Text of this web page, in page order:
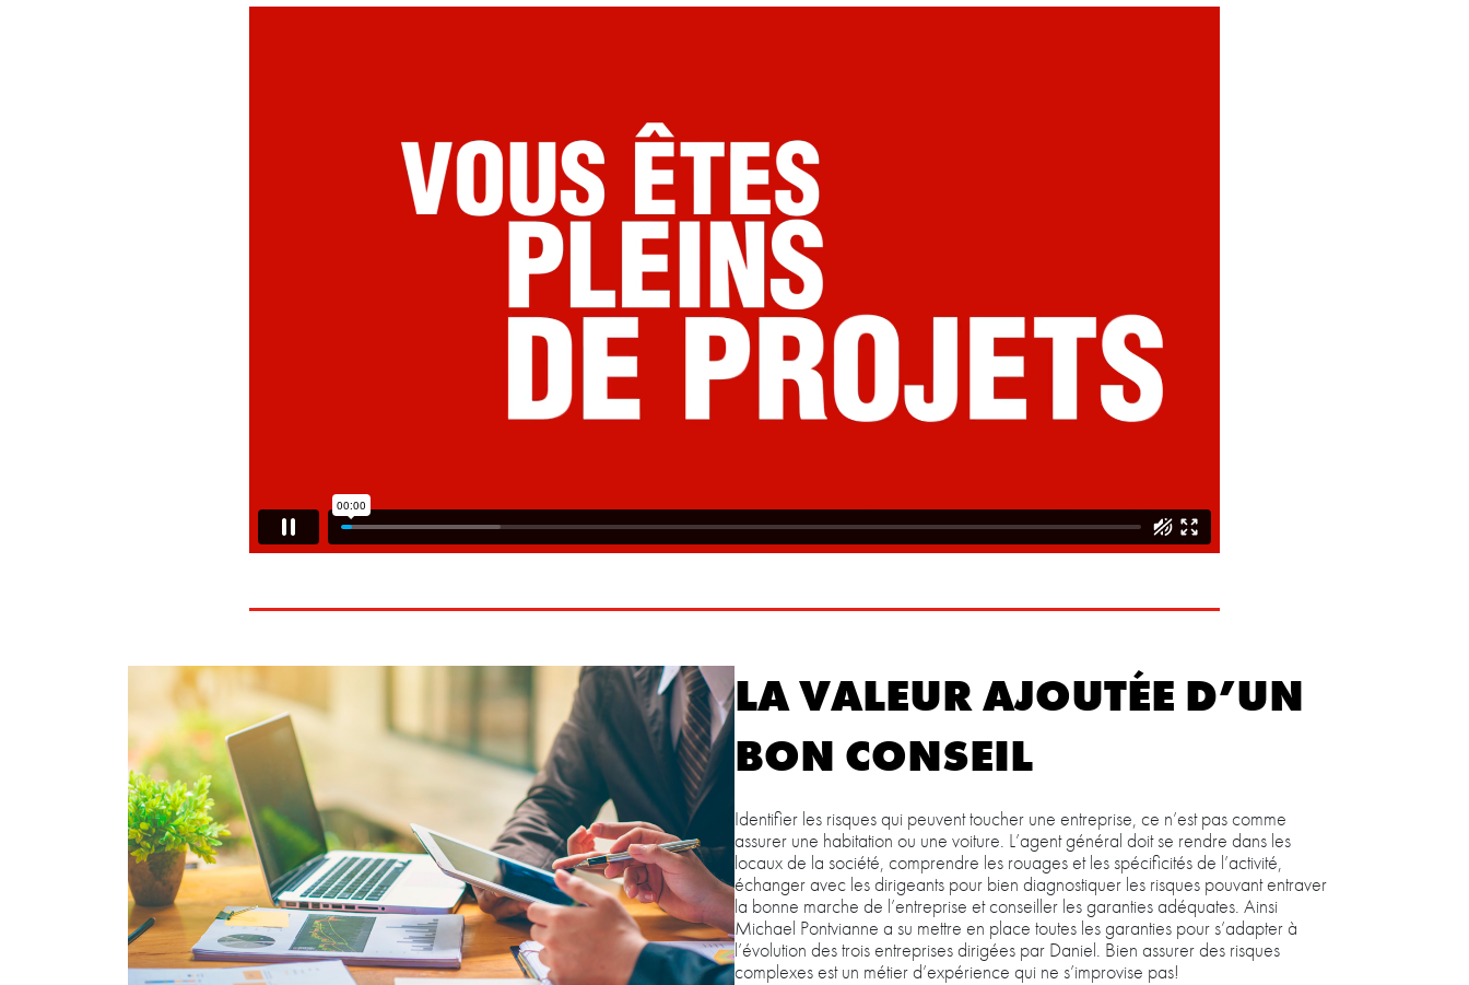
LA VALEUR AJOUTÉE D’UN
BON CONSEIL
Identifier les risques qui peuvent toucher une entreprise, ce n’est pas comme
assurer une habitation ou une voiture. L’agent général doit se rendre dans les
locaux de la société, comprendre les rouages et les spécificités de l’activité,
échanger avec les dirigeants pour bien diagnostiquer les risques pouvant entraver
la bonne marche de l’entreprise et conseiller les garanties adéquates. Ainsi
Michael Pontvianne a su mettre en place toutes les garanties pour s’adapter à
l’évolution des trois entreprises dirigées par Daniel. Bien assurer des risques
complexes est un métier d’expérience qui ne s’improvise pas!